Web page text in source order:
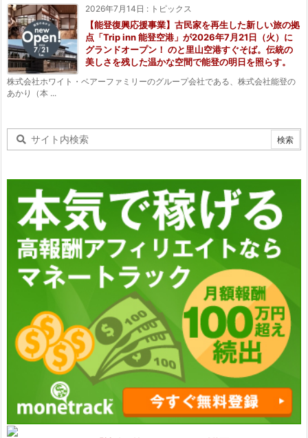
2026年7月14日 : トピックス
【能登復興応援事業】古民家を再生した新しい旅の拠
点「Trip inn 能登空港」が2026年7月21日（火）に
グランドオープン！ のと里山空港すぐそば。伝統の
美しさを残した温かな空間で能登の明日を照らす。
株式会社ホワイト・ベアーファミリーのグループ会社である、株式会社能登の
あかり（本 ...